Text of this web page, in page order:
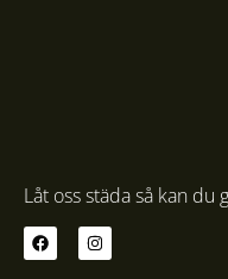
Låt oss städa så kan